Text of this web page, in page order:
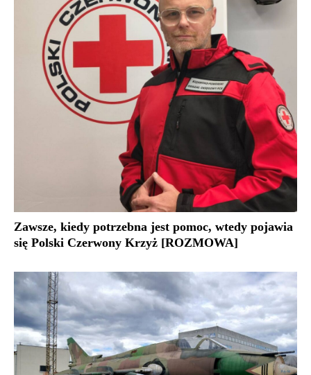
Zawsze, kiedy potrzebna jest pomoc, wtedy pojawia
się Polski Czerwony Krzyż [ROZMOWA]